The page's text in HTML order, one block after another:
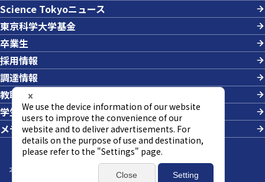
Science Tokyoニュース
東京科学大学基金
卒業生
採用情報
調達情報
教職員への業務依頼
学生の採用
メディアの方
本サイトについて
個人情報の取り扱い